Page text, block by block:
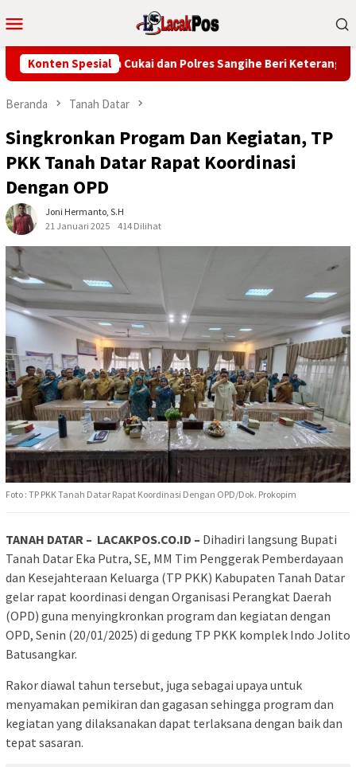
ke
Mobile
Konten Spesial
Bea Cukai dan Polres Sangihe Beri Keterangan Berbeda
Beranda Tanah Datar
Singkronkan Progam Dan Kegiatan, TP
PKK Tanah Datar Rapat Koordinasi
Dengan OPD
Joni Hermanto, S.H
21 Januari 2025
414 Dilihat
Foto : TP PKK Tanah Datar Rapat Koordinasi Dengan OPD/Dok. Prokopim
TANAH DATAR – LACAKPOS.CO.ID – Dihadiri langsung Bupati
Tanah Datar Eka Putra, SE, MM Tim Penggerak Pemberdayaan
dan Kesejahteraan Keluarga (TP PKK) Kabupaten Tanah Datar
gelar rapat koordinasi dengan Organisasi Perangkat Daerah
(OPD) guna menyingkronkan program dan kegiatan dengan
OPD, Senin (20/01/2025) di gedung TP PKK komplek Indo Jolito
Batusangkar.
Rakor diawal tahun tersebut, juga sebagai upaya untuk
menyamakan pemikiran dan gagasan sehingga program dan
kegiatan yang dilaksanakan dapat terlaksana dengan baik dan
tepat sasaran.